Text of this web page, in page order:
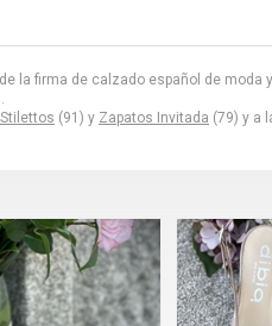
la firma de calzado español de moda
(91) y Zapatos Invitada (79) y a